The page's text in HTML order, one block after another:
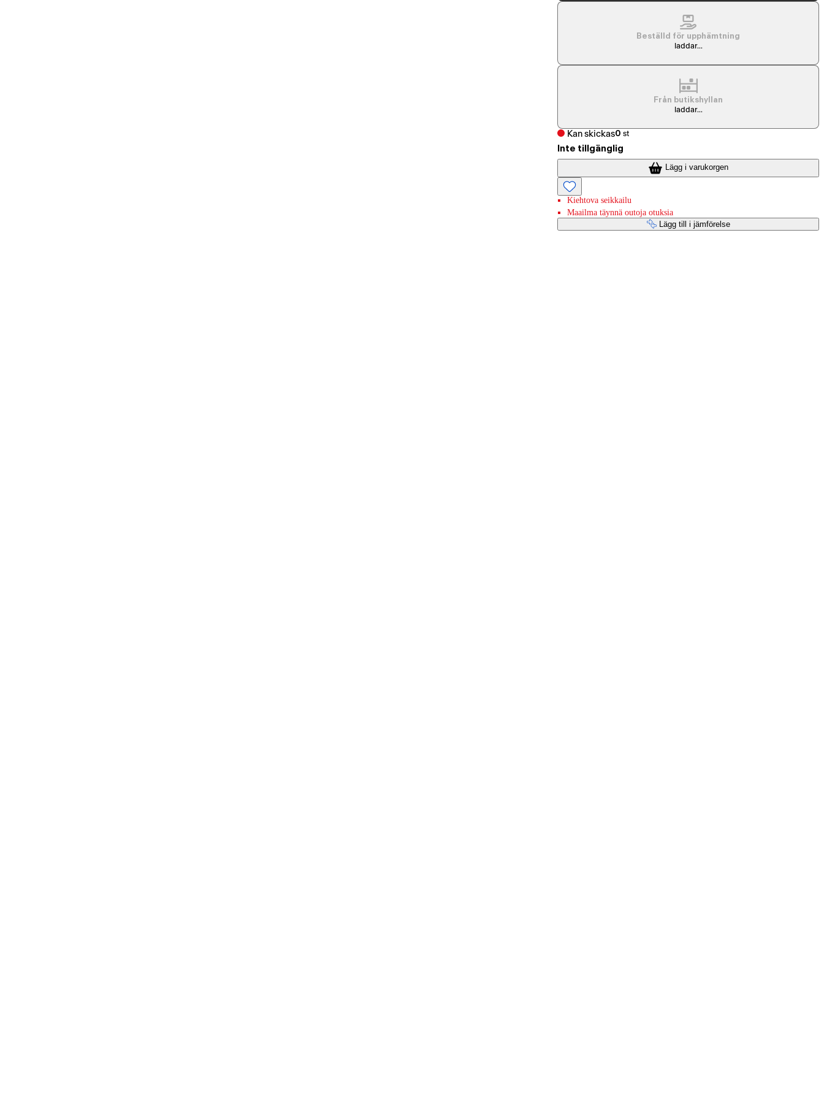
Beställd för upphämtning
laddar...
Från butikshyllan
laddar...
Kan skickas0 st
Inte tillgänglig
Lägg i varukorgen
Kiehtova seikkailu
Maailma täynnä outoja otuksia
Lägg till i jämförelse